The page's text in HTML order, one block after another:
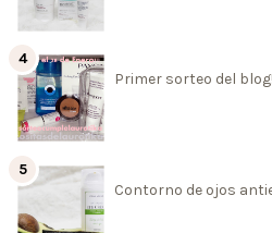
Primer sorteo del
Contorno de ojos